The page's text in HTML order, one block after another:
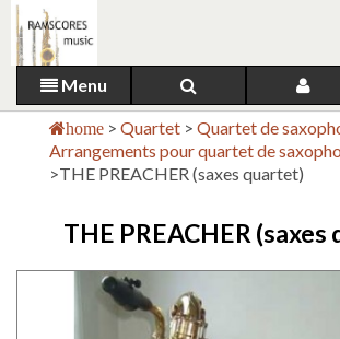
Menu
home > Quartet > Quartet de
Arrangements pour quartet de
>THE PREACHER (saxes quartet)
THE PREACHER